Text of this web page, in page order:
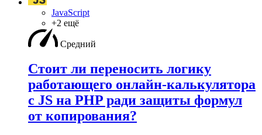
JavaScript
+2 ещё
Средний
Стоит ли переносить логику
работающего онлайн-калькулятора
с JS на PHP ради защиты формул
от копирования?